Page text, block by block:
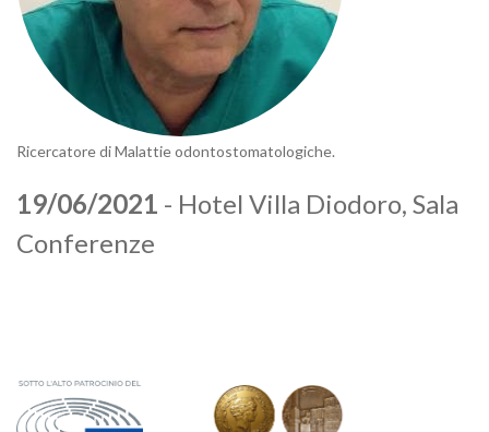
Ricercatore di Malattie odontostomatologiche.
19/06/2021 - Hotel Villa Diodoro, Sala
Conferenze